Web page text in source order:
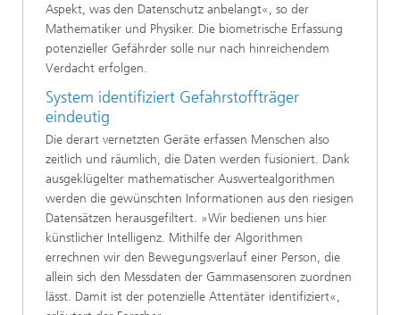
Aspekt, was den Datenschutz anbelangt«, so der
Mathematiker und Physiker. Die biometrische Erfassung
potenzieller Gefährder solle nur nach hinreichendem
Verdacht erfolgen.
System identifiziert Gefahrstoffträger
eindeutig
Die derart vernetzten Geräte erfassen Menschen also
zeitlich und räumlich, die Daten werden fusioniert. Dank
ausgeklügelter mathematischer Auswertealgorithmen
werden die gewünschten Informationen aus den riesigen
Datensätzen herausgefiltert. »Wir bedienen uns hier
künstlicher Intelligenz. Mithilfe der Algorithmen
errechnen wir den Bewegungsverlauf einer Person, die
allein sich den Messdaten der Gammasensoren zuordnen
lässt. Damit ist der potenzielle Attentäter identifiziert«,